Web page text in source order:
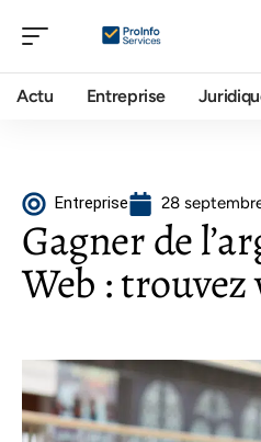
Actu Entreprise
Entreprise 28
Gagner de
Web :